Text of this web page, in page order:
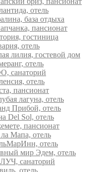
отель
база отдыха
пансионат
гостиница
отель
лилия, гостевой дом
отель
санаторий
отель
пансионат
лагуна, отель
Прибой, отель
Del Sol, отель
пансионат
Мапа, отель
отель
мир Эдем, отель
санаторий
отель